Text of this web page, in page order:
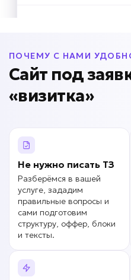
ПОЧЕМУ С НАМИ
Сайт под
«визитка»
Не нужно писать ТЗ
Разберёмся в вашей
услуге, зададим
правильные вопросы и
сами подготовим
структуру, оффер, блоки
и тексты.